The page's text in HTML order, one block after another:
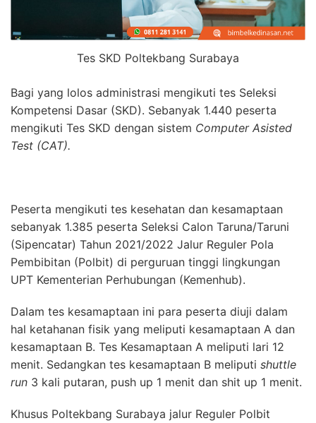
Tes SKD Poltekbang Surabaya
Bagi yang lolos administrasi mengikuti tes Seleksi
Kompetensi Dasar (SKD). Sebanyak 1.440 peserta
mengikuti Tes SKD dengan sistem Computer Asisted
Test (CAT).
Peserta mengikuti tes kesehatan dan kesamaptaan
sebanyak 1.385 peserta Seleksi Calon Taruna/Taruni
(Sipencatar) Tahun 2021/2022 Jalur Reguler Pola
Pembibitan (Polbit) di perguruan tinggi lingkungan
UPT Kementerian Perhubungan (Kemenhub).
Dalam tes kesamaptaan ini para peserta diuji dalam
hal ketahanan fisik yang meliputi kesamaptaan A dan
kesamaptaan B. Tes Kesamaptaan A meliputi lari 12
menit. Sedangkan tes kesamaptaan B meliputi shuttle
run 3 kali putaran, push up 1 menit dan shit up 1 menit.
Khusus Poltekbang Surabaya jalur Reguler Polbit